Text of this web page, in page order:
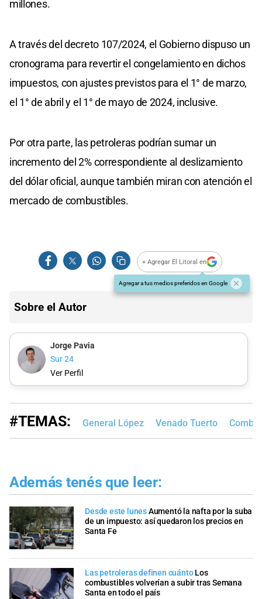
millones.
A través del decreto 107/2024, el Gobierno dispuso un
cronograma para revertir el congelamiento en dichos
impuestos, con ajustes previstos para el 1° de marzo,
el 1° de abril y el 1° de mayo de 2024, inclusive.
Por otra parte, las petroleras podrían sumar un
incremento del 2% correspondiente al deslizamiento
del dólar oficial, aunque también miran con atención el
mercado de combustibles.
+ Agregar El Litoral en
Agregar a tus medios preferidos en Google
Sobre el Autor
Jorge Pavia
Sur 24
Ver Perfil
#TEMAS: General López Venado Tuerto
Además tenés que leer:
Desde este lunesAumentó la nafta por la suba
de un impuesto: así quedaron los precios en
Santa Fe
Las petroleras definen cuánto Los
combustibles volverían a subir tras Semana
Santa en todo el país